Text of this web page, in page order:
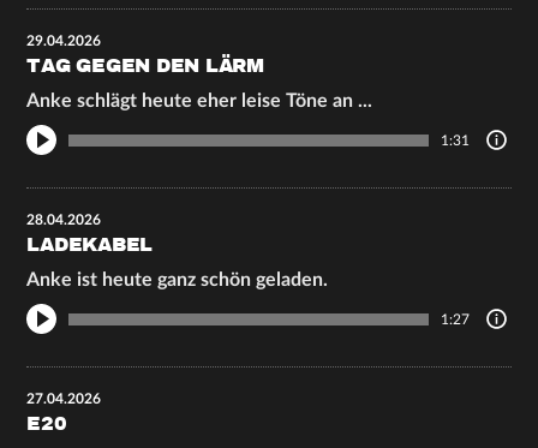
29.04.2026
TAG GEGEN DEN LÄRM
Anke schlägt heute eher leise Töne an ...
1:31
28.04.2026
LADEKABEL
Anke ist heute ganz schön geladen.
1:27
27.04.2026
E20